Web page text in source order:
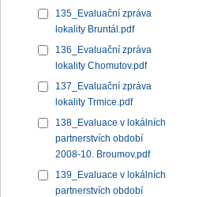
135_Evaluační zpráva
lokality Bruntál.pdf
136_Evaluační zpráva
lokality Chomutov.pdf
137_Evaluační zpráva
lokality Trmice.pdf
138_Evaluace v lokálních
partnerstvích období
2008-10. Broumov.pdf
139_Evaluace v lokálních
partnerstvích období